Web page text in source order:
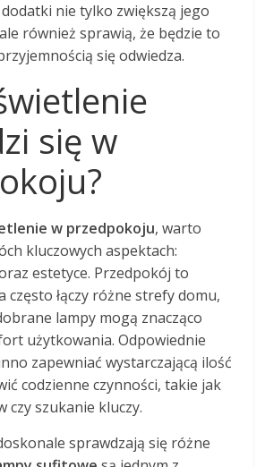
nie tylko zwiększą jego
również sprawią, że będzie to
się odwiedza.
się w
w przedpokoju, warto
kluczowych aspektach:
estetyce. Przedpokój to
łączy różne strefy domu,
lampy mogą znacząco
użytkowania. Odpowiednie
zapewniać wystarczającą ilość
codzienne czynności, takie jak
czy szukanie kluczy.
sprawdzają się różne